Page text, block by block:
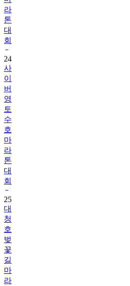
라
톤
대
회
24
사
이
버
영
토
수
호
마
라
톤
대
회
25
대
청
호
벚
꽃
길
마
라